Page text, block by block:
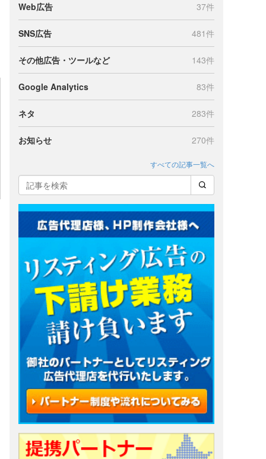
Web広告 37件
SNS広告 481件
その他広告・ツールなど 143件
Google Analytics 83件
ネタ 283件
お知らせ 270件
すべての記事一覧へ